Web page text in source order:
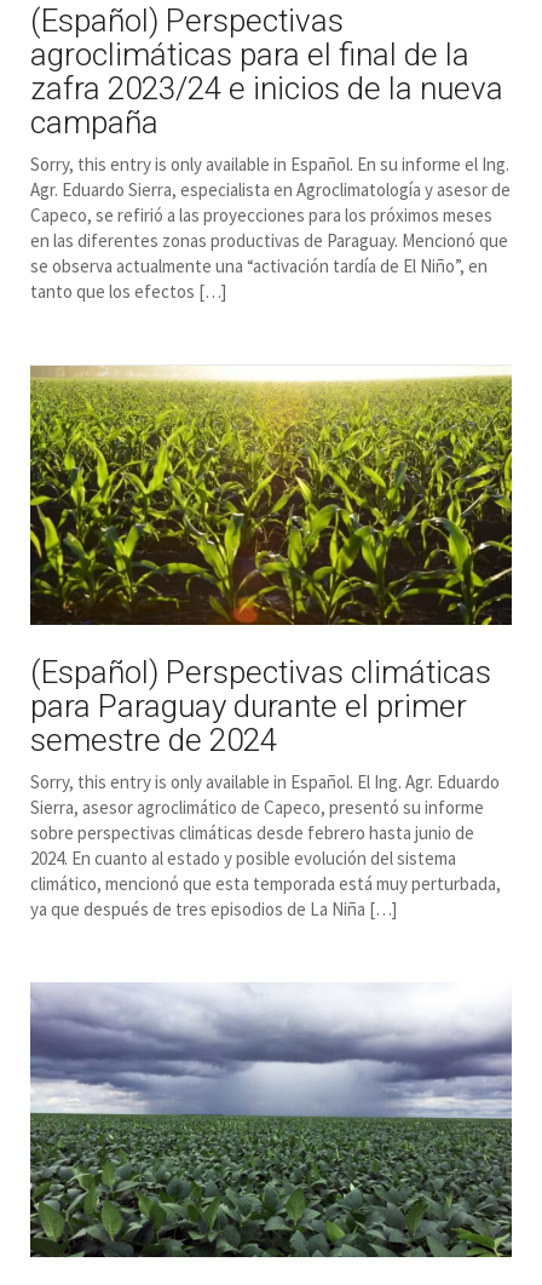
(Español) Perspectivas
agroclimáticas para el final de la
zafra 2023/24 e inicios de la nueva
campaña
Sorry, this entry is only available in Español. En su informe el Ing.
Agr. Eduardo Sierra, especialista en Agroclimatología y asesor de
Capeco, se refirió a las proyecciones para los próximos meses
en las diferentes zonas productivas de Paraguay. Mencionó que
se observa actualmente una “activación tardía de El Niño”, en
tanto que los efectos […]
(Español) Perspectivas climáticas
para Paraguay durante el primer
semestre de 2024
Sorry, this entry is only available in Español. El Ing. Agr. Eduardo
Sierra, asesor agroclimático de Capeco, presentó su informe
sobre perspectivas climáticas desde febrero hasta junio de
2024. En cuanto al estado y posible evolución del sistema
climático, mencionó que esta temporada está muy perturbada,
ya que después de tres episodios de La Niña […]